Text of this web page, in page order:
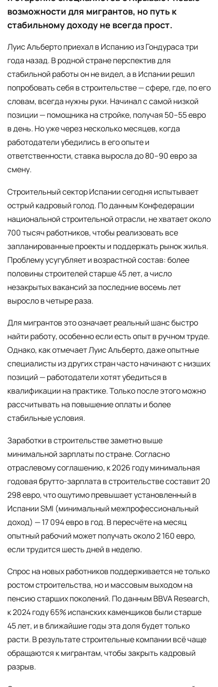
возможности для мигрантов, но путь к
стабильному доходу не всегда прост.
Луис Альберто приехал в Испанию из Гондураса три
года назад. В родной стране перспектив для
стабильной работы он не видел, а в Испании решил
попробовать себя в строительстве — сфере, где, по его
словам, всегда нужны руки. Начинал с самой низкой
позиции — помощника на стройке, получая 50–55 евро
в день. Но уже через несколько месяцев, когда
работодатели убедились в его опыте и
ответственности, ставка выросла до 80–90 евро за
смену.
Строительный сектор Испании сегодня испытывает
острый кадровый голод. По данным Конфедерации
национальной строительной отрасли, не хватает около
700 тысяч работников, чтобы реализовать все
запланированные проекты и поддержать рынок жилья.
Проблему усугубляет и возрастной состав: более
половины строителей старше 45 лет, а число
незакрытых вакансий за последние восемь лет
выросло в четыре раза.
Для мигрантов это означает реальный шанс быстро
найти работу, особенно если есть опыт в ручном труде.
Однако, как отмечает Луис Альберто, даже опытные
специалисты из других стран часто начинают с низших
позиций — работодатели хотят убедиться в
квалификации на практике. Только после этого можно
рассчитывать на повышение оплаты и более
стабильные условия.
Заработки в строительстве заметно выше
минимальной зарплаты по стране. Согласно
отраслевому соглашению, к 2026 году минимальная
годовая брутто-зарплата в строительстве составит 20
298 евро, что ощутимо превышает установленный в
Испании SMI (минимальный межпрофессиональный
доход) — 17 094 евро в год. В пересчёте на месяц
опытный рабочий может получать около 2 160 евро,
если трудится шесть дней в неделю.
Спрос на новых работников поддерживается не только
ростом строительства, но и массовым выходом на
пенсию старших поколений. По данным BBVA Research,
к 2024 году 65% испанских каменщиков были старше
45 лет, и в ближайшие годы эта доля будет только
расти. В результате строительные компании всё чаще
обращаются к мигрантам, чтобы закрыть кадровый
разрыв.